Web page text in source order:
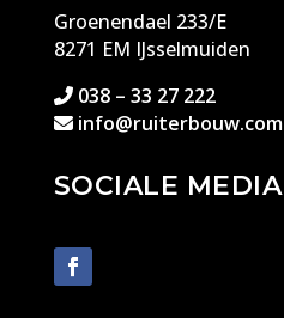
Groenendael 233/E
8271 EM IJsselmuiden
038 – 33 27 222
info@ruiterbouw.com
SOCIALE MEDIA